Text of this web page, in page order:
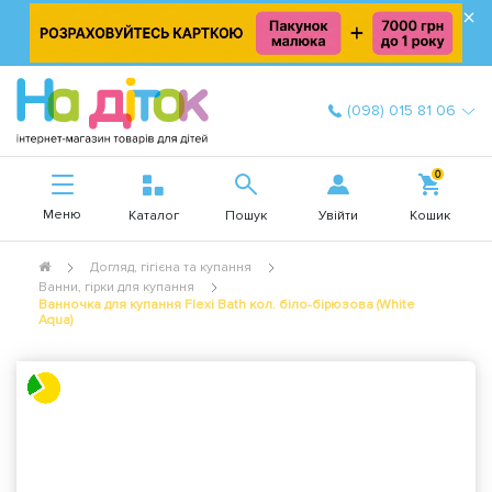
×
(098) 015 81 06
Меню Каталог Пошук Увійти
0
Кошик
Догляд, гігієна та купання
Ванни, гірки для купання
Ванночка для купання Flexi Bath кол. біло-бірюзова (White
Aqua)